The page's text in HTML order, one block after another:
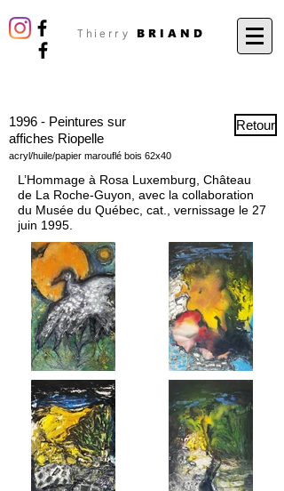
Thierry BRIAND
1996 - Peintures sur
affiches Riopelle
acryl/huile/papier marouflé bois 62x40
Retour
L’Hommage à Rosa Luxemburg, Château
de La Roche-Guyon, avec la collaboration
du Musée du Québec, cat., vernissage le 27
juin 1995.